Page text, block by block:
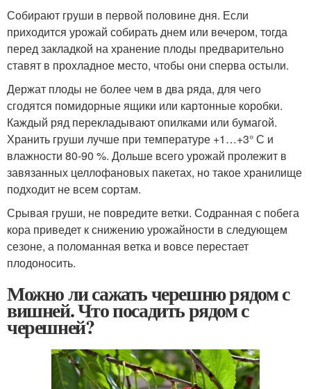
Собирают груши в первой половине дня. Если
приходится урожай собирать днем или вечером, тогда
перед закладкой на хранение плоды предварительно
ставят в прохладное место, чтобы они сперва остыли.
Держат плоды не более чем в два ряда, для чего
сгодятся помидорные ящики или картонные коробки.
Каждый ряд перекладывают опилками или бумагой.
Хранить груши лучше при температуре +1…+3° С и
влажности 80-90 %. Дольше всего урожай пролежит в
завязанных целлофановых пакетах, но такое хранилище
подходит не всем сортам.
Срывая груши, не повредите ветки. Содранная с побега
кора приведет к снижению урожайности в следующем
сезоне, а поломанная ветка и вовсе перестает
плодоносить.
Можно ли сажать черешню рядом с
вишней. Что посадить рядом с
черешней?